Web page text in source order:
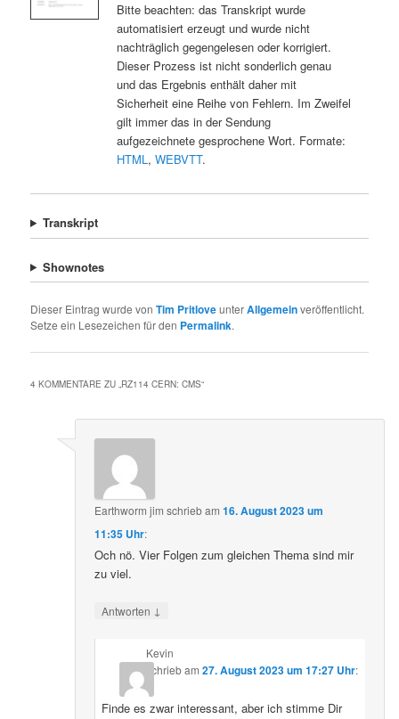
Bitte beachten: das Transkript wurde
automatisiert erzeugt und wurde nicht
nachträglich gegengelesen oder korrigiert.
Dieser Prozess ist nicht sonderlich genau
und das Ergebnis enthält daher mit
Sicherheit eine Reihe von Fehlern. Im Zweifel
gilt immer das in der Sendung
aufgezeichnete gesprochene Wort. Formate:
HTML, WEBVTT.
Transkript
Shownotes
Dieser Eintrag wurde vonTim PritloveunterAllgemeinveröffentlicht.
Setze ein Lesezeichen für den Permalink.
4 KOMMENTARE ZU „ RZ114 CERN: CMS“
Earthworm jim schriebam16. August 2023 um
11:35 Uhr:
Och nö. Vier Folgen zum gleichen Thema sind mir
zu viel.
Antworten ↓
Kevin
schriebam 27. August 2023 um 17:27 Uhr:
Finde es zwar interessant, aber ich stimme Dir